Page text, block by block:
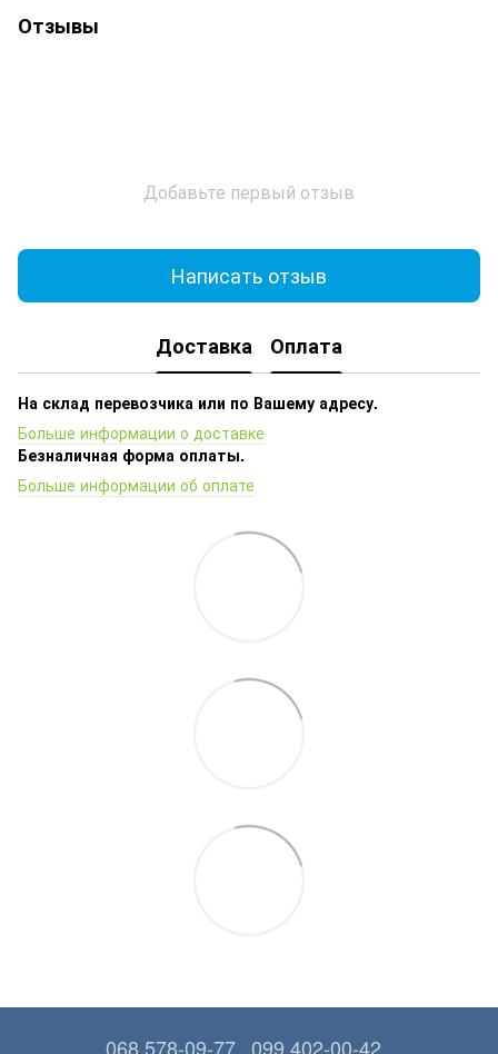
Отзывы
Добавьте первый отзыв
Написать отзыв
Доставка Оплата
На склад перевозчика или по Вашему адресу.
Больше информации о доставке
Безналичная форма оплаты.
Больше информации об оплате
068 578-09-77 099 402-00-42